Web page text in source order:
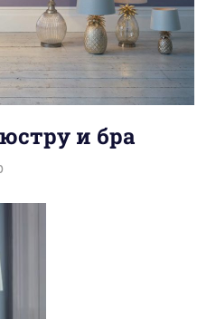
и бра
Фуркалова